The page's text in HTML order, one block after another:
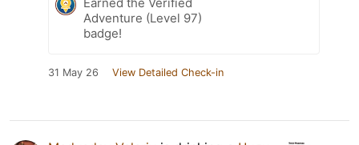
Earned the Verified
Adventure (Level 97)
badge!
31 May 26 View Detailed Check-in